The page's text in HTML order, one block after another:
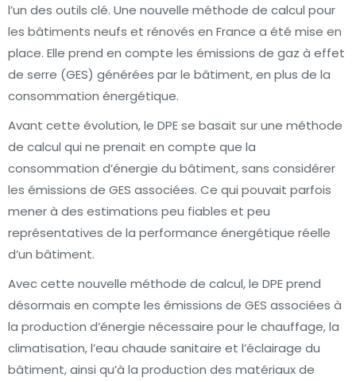
l’un des outils clé. Une nouvelle méthode de calcul pour
les bâtiments neufs et rénovés en France a été mise en
place. Elle prend en compte les émissions de gaz à effet
de serre (GES) générées par le bâtiment, en plus de la
consommation énergétique.
Avant cette évolution, le DPE se basait sur une méthode
de calcul qui ne prenait en compte que la
consommation d’énergie du bâtiment, sans considérer
les émissions de GES associées. Ce qui pouvait parfois
mener à des estimations peu fiables et peu
représentatives de la performance énergétique réelle
d’un bâtiment.
Avec cette nouvelle méthode de calcul, le DPE prend
désormais en compte les émissions de GES associées à
la production d’énergie nécessaire pour le chauffage, la
climatisation, l’eau chaude sanitaire et l’éclairage du
bâtiment, ainsi qu’à la production des matériaux de